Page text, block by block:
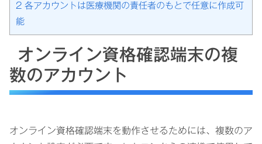
2 各アカウントは医療機関の責任者のもとで任意に作成可
能
オンライン資格確認端末の複
数のアカウント
オンライン資格確認端末を動作させるためには、複数のア